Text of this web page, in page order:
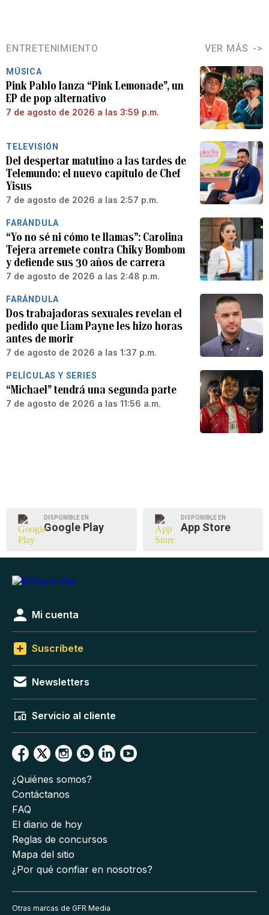
ENTRETENIMIENTO VER MÁS
MÚSICA
Pink Pablo lanza “Pink Lemonade”, un
EP de pop alternativo
7 de agosto de 2026 a las 3:59 p.m.
TELEVISIÓN
Del despertar matutino a las tardes de
Telemundo: el nuevo capítulo de Chef
Yisus
7 de agosto de 2026 a las 2:57 p.m.
FARÁNDULA
“Yo no sé ni cómo te llamas”: Carolina
Tejera arremete contra Chiky Bombom
y defiende sus 30 años de carrera
7 de agosto de 2026 a las 2:48 p.m.
FARÁNDULA
Dos trabajadoras sexuales revelan el
pedido que Liam Payne les hizo horas
antes de morir
7 de agosto de 2026 a las 1:37 p.m.
PELÍCULAS Y SERIES
“Michael” tendrá una segunda parte
7 de agosto de 2026 a las 11:56 a.m.
DISPONIBLE EN
Google Play
DISPONIBLE EN
App Store
Mi cuenta
Suscríbete
Newsletters
Servicio al cliente
¿Quiénes somos?
Contáctanos
FAQ
El diario de hoy
Reglas de concursos
Mapa del sitio
¿Por qué confiar en nosotros?
Otras marcas de GFR Media